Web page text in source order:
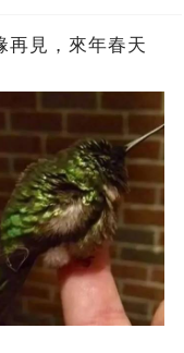
再見，來年春天